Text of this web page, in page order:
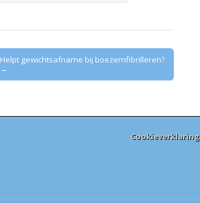
Helpt gewichtsafname bij boezemfibrilleren?
→
Cookieverklaring